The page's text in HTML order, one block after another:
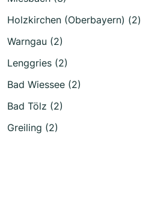
Holzkirchen (Oberbayern) (2)
Warngau (2)
Lenggries (2)
Bad Wiessee (2)
Bad Tölz (2)
Greiling (2)